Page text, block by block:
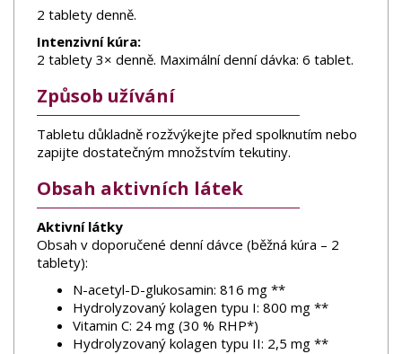
2 tablety denně.
Intenzivní kúra:
2 tablety 3× denně. Maximální denní dávka: 6 tablet.
Způsob užívání
Tabletu důkladně rozžvýkejte před spolknutím nebo
zapijte dostatečným množstvím tekutiny.
Obsah aktivních látek
Aktivní látky
Obsah v doporučené denní dávce (běžná kúra – 2
tablety):
N-acetyl-D-glukosamin: 816 mg **
Hydrolyzovaný kolagen typu I: 800 mg **
Vitamin C: 24 mg (30 % RHP*)
Hydrolyzovaný kolagen typu II: 2,5 mg **